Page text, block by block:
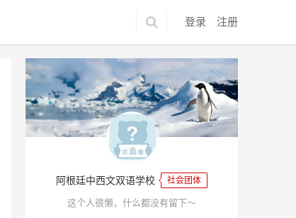
登录 注册
阿根廷中西文双语学校 社会团体
这个人很懒，什么都没有留下～